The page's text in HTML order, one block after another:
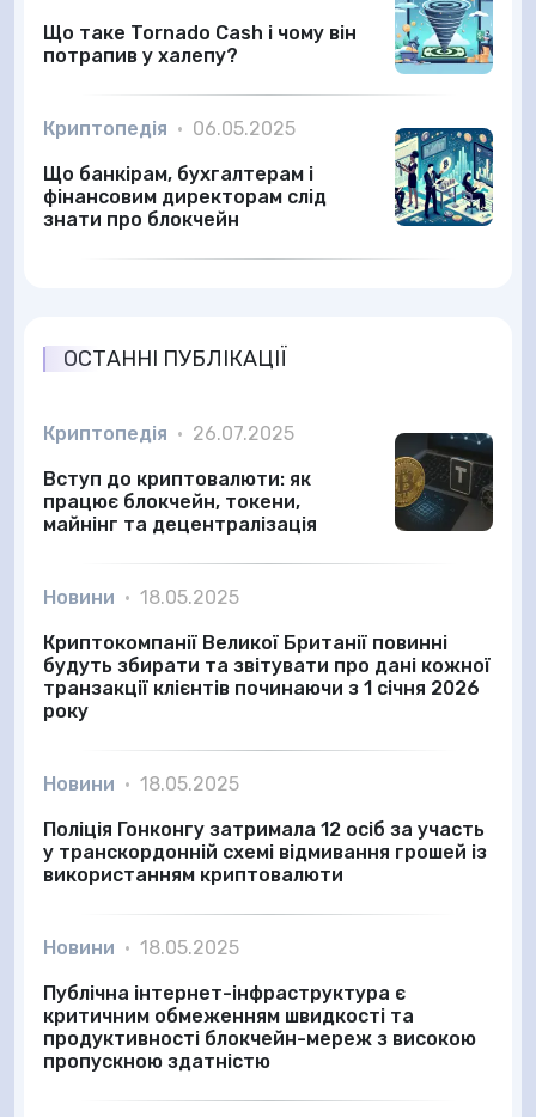
Що таке Tornado Cash і чому він
потрапив у халепу?
Криптопедія • 06.05.2025
Що банкірам, бухгалтерам і
фінансовим директорам слід
знати про блокчейн
ОСТАННІ ПУБЛІКАЦІЇ
Криптопедія • 26.07.2025
Вступ до криптовалюти: як
працює блокчейн, токени,
майнінг та децентралізація
Новини • 18.05.2025
Криптокомпанії Великої Британії повинні
будуть збирати та звітувати про дані кожної
транзакції клієнтів починаючи з 1 січня 2026
року
Новини • 18.05.2025
Поліція Гонконгу затримала 12 осіб за участь
у транскордонній схемі відмивання грошей із
використанням криптовалюти
Новини • 18.05.2025
Публічна інтернет-інфраструктура є
критичним обмеженням швидкості та
продуктивності блокчейн-мереж з високою
пропускною здатністю